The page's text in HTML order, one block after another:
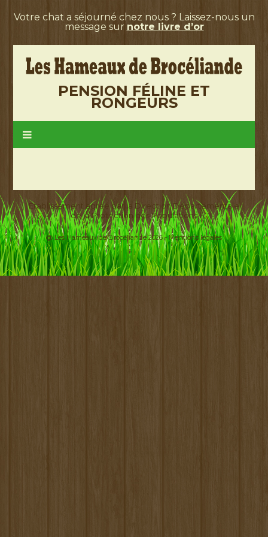
Votre chat a séjourné chez nous ? Laissez-nous un
message sur notre livre d’or
PENSION FÉLINE ET
RONGEURS
Etablissement agréé par la Direction Départementale
de la Protection des Populations
@ Les Hameaux de Brocéliande 2026 -Mentions légales